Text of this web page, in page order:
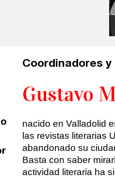
Coordinadores
Gustavo
nacido en Valladolid
las revistas literarias
abandonado su
Basta con saber
actividad literaria ha